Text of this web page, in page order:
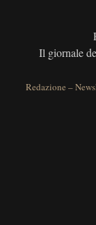
Il giornale
Redazione –